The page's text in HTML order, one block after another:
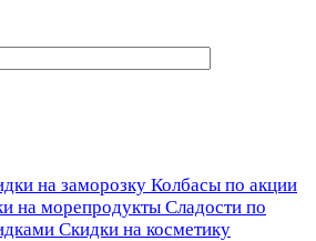
на заморозку Колбасы по акции
на морепродукты Сладости по
Скидки на косметику